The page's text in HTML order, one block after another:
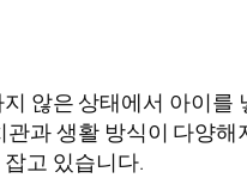
않은 상태에서 아이를
과 생활 방식이 다양해
고 있습니다.